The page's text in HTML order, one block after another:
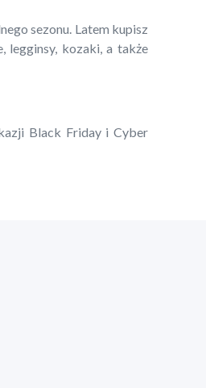
sezonu. Latem kupisz
legginsy, kozaki, a także
Black Friday i Cyber